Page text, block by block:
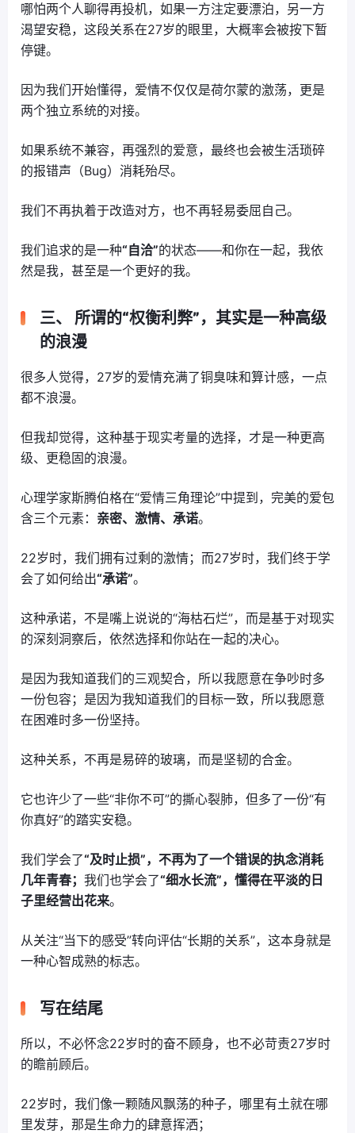
哪怕两个人聊得再投机，如果一方注定要漂泊，另一方
渴望安稳，这段关系在27岁的眼里，大概率会被按下暂
停键。
因为我们开始懂得，爱情不仅仅是荷尔蒙的激荡，更是
两个独立系统的对接。
如果系统不兼容，再强烈的爱意，最终也会被生活琐碎
的报错声（Bug）消耗殆尽。
我们不再执着于改造对方，也不再轻易委屈自己。
我们追求的是一种“自洽”的状态——和你在一起，我依
然是我，甚至是一个更好的我。
三、 所谓的“权衡利弊”，其实是一种高级
的浪漫
很多人觉得，27岁的爱情充满了铜臭味和算计感，一点
都不浪漫。
但我却觉得，这种基于现实考量的选择，才是一种更高
级、更稳固的浪漫。
心理学家斯腾伯格在“爱情三角理论”中提到，完美的爱包
含三个元素： 亲密、激情、承诺。
22岁时，我们拥有过剩的激情；而27岁时，我们终于学
会了如何给出“承诺”。
这种承诺，不是嘴上说说的“海枯石烂”，而是基于对现实
的深刻洞察后，依然选择和你站在一起的决心。
是因为我知道我们的三观契合，所以我愿意在争吵时多
一份包容；是因为我知道我们的目标一致，所以我愿意
在困难时多一份坚持。
这种关系，不再是易碎的玻璃，而是坚韧的合金。
它也许少了一些“非你不可”的撕心裂肺，但多了一份“有
你真好”的踏实安稳。
我们学会了“及时止损”，不再为了一个错误的执念消耗
几年青春； 我们也学会了“细水长流”，懂得在平淡的日
子里经营出花来。
从关注“当下的感受”转向评估“长期的关系”，这本身就是
一种心智成熟的标志。
写在结尾
所以，不必怀念22岁时的奋不顾身，也不必苛责27岁时
的瞻前顾后。
22岁时，我们像一颗随风飘荡的种子，哪里有土就在哪
里发芽，那是生命力的肆意挥洒；